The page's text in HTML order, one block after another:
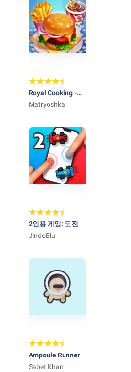
Royal Cooking -
Cooking games
Matryoshka
2인용 게임: 도전
JindoBlu
Ampoule Runner
Sabet Khan